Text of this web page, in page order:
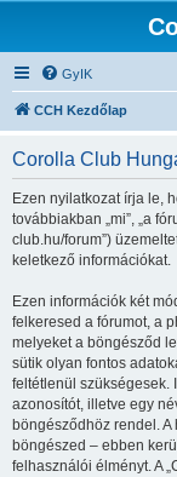
GyIK
CCH Kezdőlap
Corolla Club
Ezen nyilatkozat írja le,
továbbiakban „mi”, „a
club.hu/forum”)
keletkező információkat.
Ezen információk két
felkeresed a fórumot, a
melyeket a böngésződ
sütik olyan fontos
feltétlenül szükségesek.
azonosítót, illetve egy
böngésződhöz rendel.
böngészed – ebben
felhasználói élményt. A